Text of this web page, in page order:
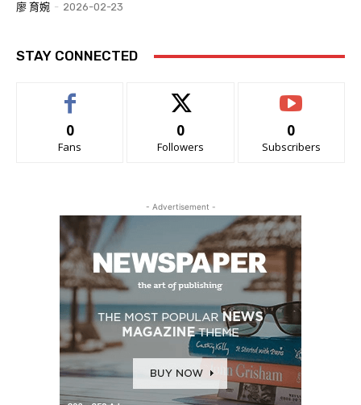
廖 育婉 - 2026-02-23
STAY CONNECTED
0
Fans
0
Followers
0
Subscribers
- Advertisement -